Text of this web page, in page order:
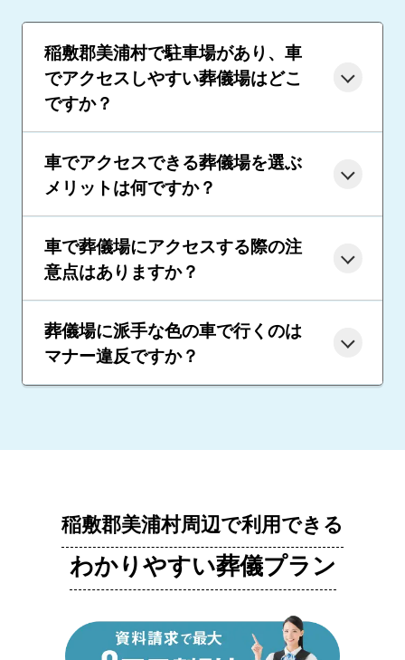
稲敷郡美浦村で駐車場があり、車
でアクセスしやすい葬儀場はどこ
ですか？
車でアクセスできる葬儀場を選ぶ
メリットは何ですか？
車で葬儀場にアクセスする際の注
意点はありますか？
葬儀場に派手な色の車で行くのは
マナー違反ですか？
稲敷郡美浦村周辺で利用できる
わかりやすい葬儀プラン